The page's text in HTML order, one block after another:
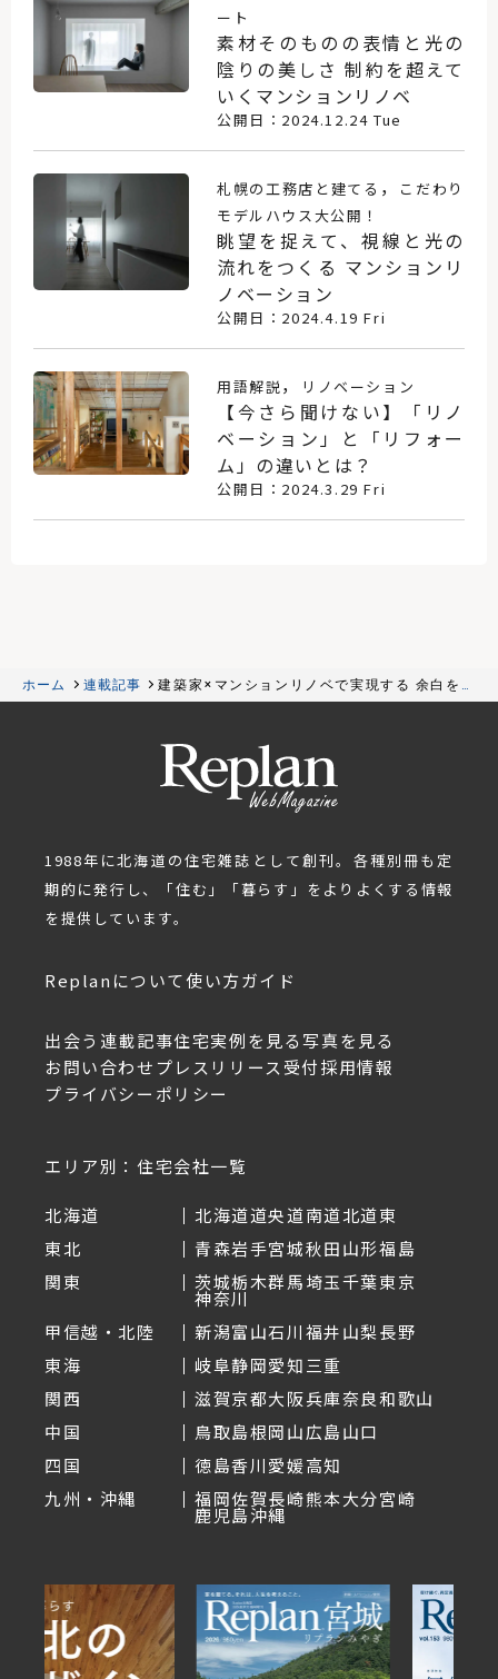
ート
素材そのものの表情と光の
陰りの美しさ 制約を超えて
いくマンションリノベ
公開日：2024.12.24 Tue
札幌の工務店と建てる ，
こだわり
モデルハウス大公開！
眺望を捉えて、視線と光の
流れをつくる マンションリ
ノベーション
公開日：2024.4.19 Fri
用語解説， リノベーション
【今さら聞けない】「リノ
ベーション」と「リフォー
ム」の違いとは？
公開日：2024.3.29 Fri
ホーム 連載記事
建築家×マンションリノベで実現する 余白を楽
しむ自由な暮らし
1988年に北海道の住宅雑誌として創刊。各種別冊も定
期的に発行し、「住む」「暮らす」をよりよくする情報
を提供しています。
Replanについて使い方ガイド
出会う 連載記事住宅実例を見る写真を見る
お問い合わせ プレスリリース受付採用情報
プライバシーポリシー
エリア別：住宅会社一覧
北海道 北海道道央道南道北道東
東北
青森岩手宮城秋田山形福島
関東
茨城栃木群馬埼玉千葉東京
神奈川
甲信越・北陸
新潟富山石川福井山梨長野
東海
岐阜静岡愛知三重
関西
滋賀京都大阪兵庫奈良和歌山
中国
鳥取島根岡山広島山口
四国
徳島香川愛媛高知
九州・沖縄
福岡佐賀長崎熊本大分宮崎
鹿児島沖縄